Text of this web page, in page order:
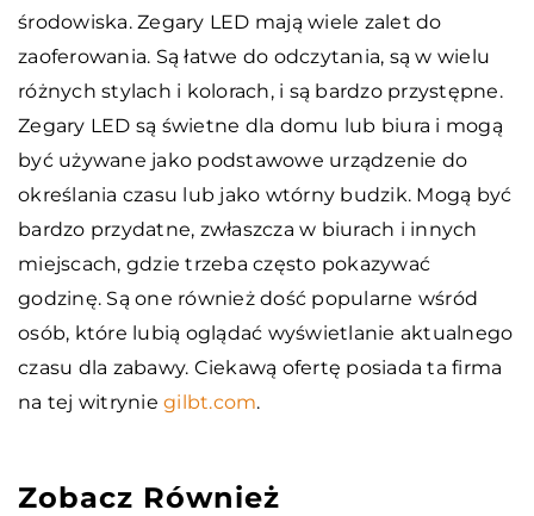
środowiska. Zegary LED mają wiele zalet do
zaoferowania. Są łatwe do odczytania, są w wielu
różnych stylach i kolorach, i są bardzo przystępne.
Zegary LED są świetne dla domu lub biura i mogą
być używane jako podstawowe urządzenie do
określania czasu lub jako wtórny budzik. Mogą być
bardzo przydatne, zwłaszcza w biurach i innych
miejscach, gdzie trzeba często pokazywać
godzinę. Są one również dość popularne wśród
osób, które lubią oglądać wyświetlanie aktualnego
czasu dla zabawy. Ciekawą ofertę posiada ta firma
na tej witrynie gilbt.com.
Zobacz Również